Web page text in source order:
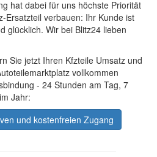
hat dabei für uns höchste Priorität
Ersatzteil verbauen: Ihr Kunde ist
glücklich. Wir bei Blitz24 lieben
Sie jetzt Ihren Kfzteile Umsatz und
vollkommen
- 24 Stunden am Tag, 7
Jahr:
und kostenfreien Zugang